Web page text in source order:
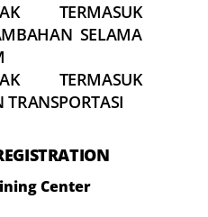
TERMASUK
SELAMA
TERMASUK
Center